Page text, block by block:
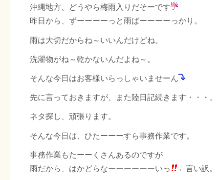
沖縄地方、どうやら梅雨入りだそーです
昨日から、ずーーーーっと雨ばーーーーっかり。
雨は大切だからね～いいんだけどね。
洗濯物がね～乾かないんだよね～。
そんな今日はお客様いらっしゃいませーん
先に言っておきますが、また陸日記続きます・・・。
ネタ探し、頑張ります。
そんな今日は、ひたーーーすら事務作業です。
事務作業もたーーくさんあるのですが
雨だから、はかどらなーーーーーーいっ
←言い訳。